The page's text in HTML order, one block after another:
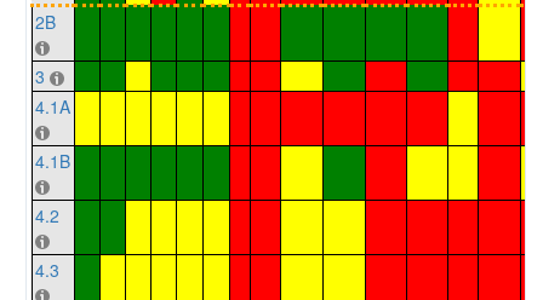
2B
3
4.1A
4.1B
4.2
4.3